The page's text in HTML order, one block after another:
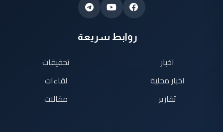
روابط سريعة
اخبار
اخبار محلية
تقارير
تحقيقات
لقاءات
مقالات